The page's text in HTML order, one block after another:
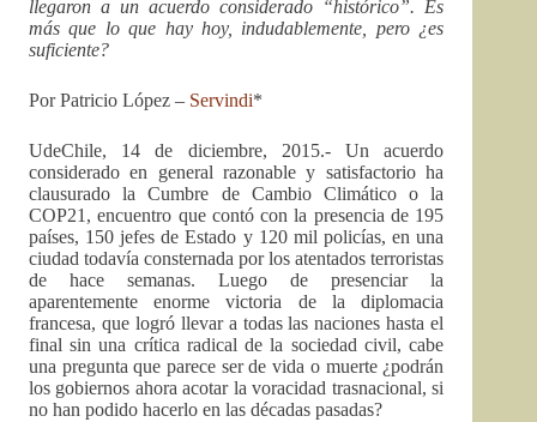
llegaron a un acuerdo considerado “histórico”. Es
más que lo que hay hoy, indudablemente, pero ¿es
suficiente?
Por Patricio López – Servindi*
UdeChile, 14 de diciembre, 2015.- Un acuerdo
considerado en general razonable y satisfactorio ha
clausurado la Cumbre de Cambio Climático o la
COP21, encuentro que contó con la presencia de 195
países, 150 jefes de Estado y 120 mil policías, en una
ciudad todavía consternada por los atentados terroristas
de hace semanas. Luego de presenciar la
aparentemente enorme victoria de la diplomacia
francesa, que logró llevar a todas las naciones hasta el
final sin una crítica radical de la sociedad civil, cabe
una pregunta que parece ser de vida o muerte ¿podrán
los gobiernos ahora acotar la voracidad trasnacional, si
no han podido hacerlo en las décadas pasadas?